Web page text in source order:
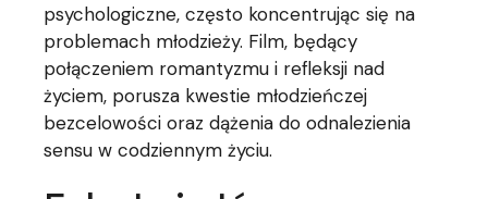
psychologiczne, często koncentrując się na
problemach młodzieży. Film, będący
połączeniem romantyzmu i refleksji nad
życiem, porusza kwestie młodzieńczej
bezcelowości oraz dążenia do odnalezienia
sensu w codziennym życiu.